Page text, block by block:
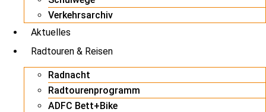
Verkehrsarchiv
Aktuelles
Radtouren & Reisen
Radnacht
Radtourenprogramm
ADFC Bett+Bike